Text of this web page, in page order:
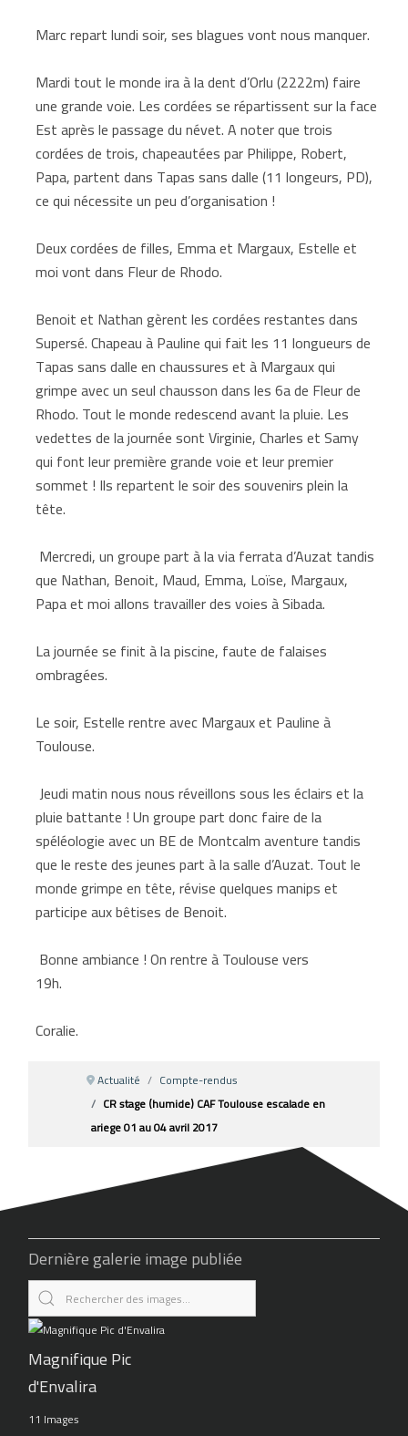
Marc repart lundi soir, ses blagues vont nous manquer.
Mardi tout le monde ira à la dent d’Orlu (2222m) faire
une grande voie. Les cordées se répartissent sur la face
Est après le passage du névet. A noter que trois
cordées de trois, chapeautées par Philippe, Robert,
Papa, partent dans Tapas sans dalle (11 longeurs, PD),
ce qui nécessite un peu d’organisation !
Deux cordées de filles, Emma et Margaux, Estelle et
moi vont dans Fleur de Rhodo.
Benoit et Nathan gèrent les cordées restantes dans
Supersé. Chapeau à Pauline qui fait les 11 longueurs de
Tapas sans dalle en chaussures et à Margaux qui
grimpe avec un seul chausson dans les 6a de Fleur de
Rhodo. Tout le monde redescend avant la pluie. Les
vedettes de la journée sont Virginie, Charles et Samy
qui font leur première grande voie et leur premier
sommet ! Ils repartent le soir des souvenirs plein la
tête.
Mercredi, un groupe part à la via ferrata d’Auzat tandis
que Nathan, Benoit, Maud, Emma, Loïse, Margaux,
Papa et moi allons travailler des voies à Sibada.
La journée se finit à la piscine, faute de falaises
ombragées.
Le soir, Estelle rentre avec Margaux et Pauline à
Toulouse.
Jeudi matin nous nous réveillons sous les éclairs et la
pluie battante ! Un groupe part donc faire de la
spéléologie avec un BE de Montcalm aventure tandis
que le reste des jeunes part à la salle d’Auzat. Tout le
monde grimpe en tête, révise quelques manips et
participe aux bêtises de Benoit.
Bonne ambiance ! On rentre à Toulouse vers
Coralie.
Actualité
Compte-rendus
CR stage (humide) CAF Toulouse escalade en
ariege 01 au 04 avril 2017
Dernière galerie image publiée
Magnifique Pic
d'Envalira
11 Images